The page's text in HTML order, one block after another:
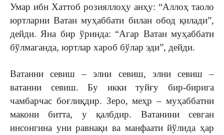
Умар ибн Хаттоб розияллоҳу анҳу: “Аллоҳ таоло
юртларни Ватан муҳаббати билан обод қилади”,
дейди. Яна бир ўринда: “Агар Ватан муҳаббати
бўлмаганда, юртлар хароб бўлар эди”, дейди.
Ватанни севиш – элни севиш, элни севиш –
ватанни севиш. Бу икки туйғу бир-бирига
чамбарчас боғлиқдир. Зеро, меҳр – муҳаббатни
макони битта, у қалбдир. Ватанини севган
инсонгина уни равнақи ва манфаати йўлида ҳар